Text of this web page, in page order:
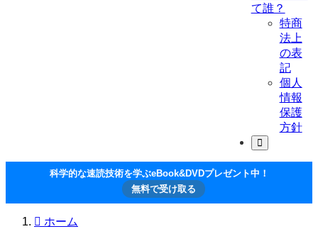
て誰？
特商
法上
の表
記
個人
情報
保護
方針
科学的な速読技術を学ぶeBook&DVDプレゼント中！
無料で受け取る
ホーム